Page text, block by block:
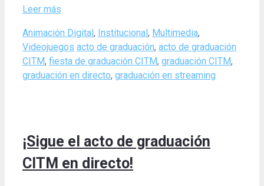
Leer más
Categories
Animación Digital , Institucional , Multimedia,
Videojuegos Tags
acto de graduación, acto de graduación
CITM, fiesta de graduación CITM, graduación CITM,
graduación en directo, graduación en streaming
¡Sigue el acto de graduación
CITM en directo!